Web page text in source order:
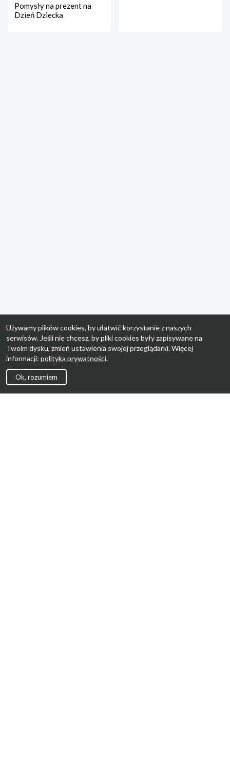
Pomysły na prezent na
Dzień Dziecka
Używamy plików cookies, by ułatwić korzystanie z naszych
serwisów. Jeśli nie chcesz, by pliki cookies były zapisywane na
Twoim dysku, zmień ustawienia swojej przeglądarki. Więcej
informacji: polityka prywatności.
Ok, rozumiem